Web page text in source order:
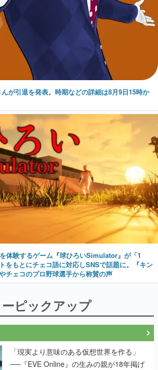
が引退を発表。時期などの詳細は8月9日15時か
体験するゲーム『球ひろいSimulator』が「1
をもとにチェコ語に対応しSNSで話題に。『キン
チェコのプロ野球選手から称賛の声
ピックアップ
「現実より意味のある仮想世界を作る」
──『EVE Online』の生みの親が18年掲げ